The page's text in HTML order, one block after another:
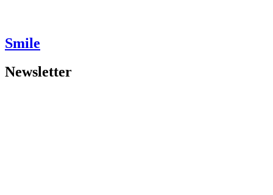
Smile
Newsletter